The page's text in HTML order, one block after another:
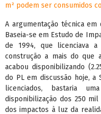
m² podem ser consumidos
A argumentação técnica
Baseia-se em Estudo de
de 1994, que licenciava
construção a mais do que
acabou disponibilizando
do PL em discussão hoje, a
licenciados, bastaria
disponibilização dos 250 mil
dos impactos à luz da